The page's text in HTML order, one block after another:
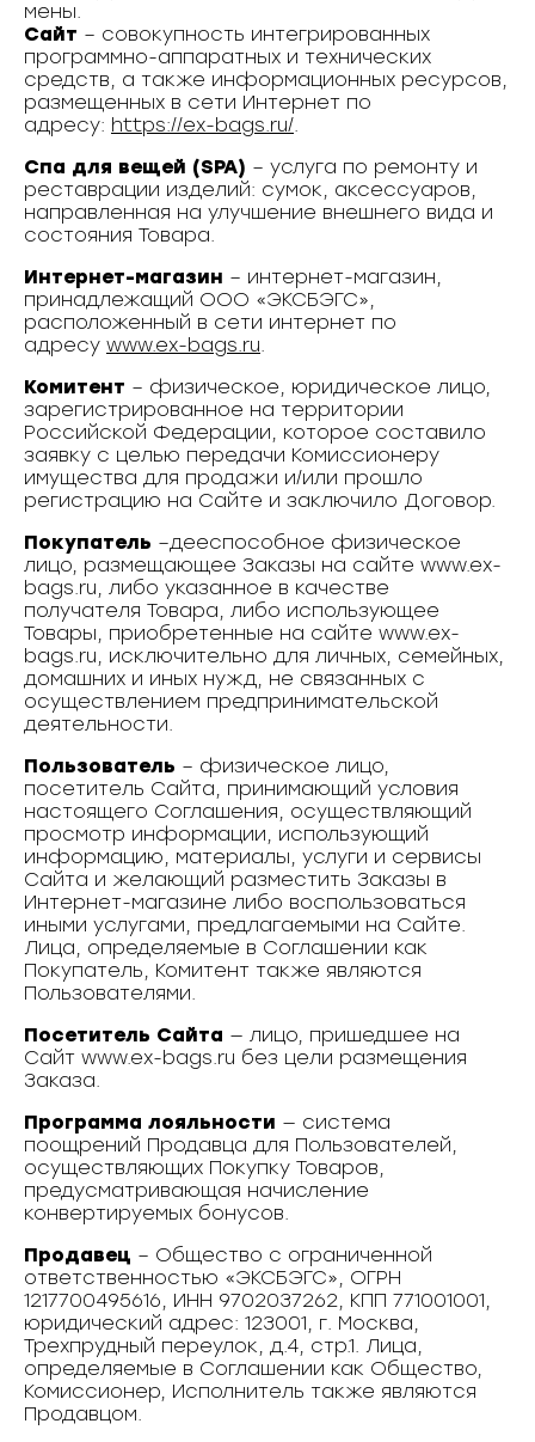
мены.
Сайт – совокупность интегрированных
программно-аппаратных и технических
средств, а также информационных ресурсов,
размещенных в сети Интернет по
адресу: https://ex-bags.ru/.
Спа для вещей (SPA) – услуга по ремонту и
реставрации изделий: сумок, аксессуаров,
направленная на улучшение внешнего вида и
состояния Товара.
Интернет-магазин – интернет-магазин,
принадлежащий ООО «ЭКСБЭГС»,
расположенный в сети интернет по
адресу www.ex-bags.ru.
Комитент – физическое, юридическое лицо,
зарегистрированное на территории
Российской Федерации, которое составило
заявку с целью передачи Комиссионеру
имущества для продажи и/или прошло
регистрацию на Сайте и заключило Договор.
Покупатель –дееспособное физическое
лицо, размещающее Заказы на сайте www.ex-
bags.ru, либо указанное в качестве
получателя Товара, либо использующее
Товары, приобретенные на сайте www.ex-
bags.ru, исключительно для личных, семейных,
домашних и иных нужд, не связанных с
осуществлением предпринимательской
деятельности.
Пользователь – физическое лицо,
посетитель Сайта, принимающий условия
настоящего Соглашения, осуществляющий
просмотр информации, использующий
информацию, материалы, услуги и сервисы
Сайта и желающий разместить Заказы в
Интернет-магазине либо воспользоваться
иными услугами, предлагаемыми на Сайте.
Лица, определяемые в Соглашении как
Покупатель, Комитент также являются
Пользователями.
Посетитель Сайта — лицо, пришедшее на
Сайт www.ex-bags.ru без цели размещения
Заказа.
Программа лояльности — система
поощрений Продавца для Пользователей,
осуществляющих Покупку Товаров,
предусматривающая начисление
конвертируемых бонусов.
Продавец – Общество с ограниченной
ответственностью «ЭКСБЭГС», ОГРН
1217700495616, ИНН 9702037262, КПП 771001001,
юридический адрес: 123001, г. Москва,
Трехпрудный переулок, д.4, стр.1. Лица,
определяемые в Соглашении как Общество,
Комиссионер, Исполнитель также являются
Продавцом.